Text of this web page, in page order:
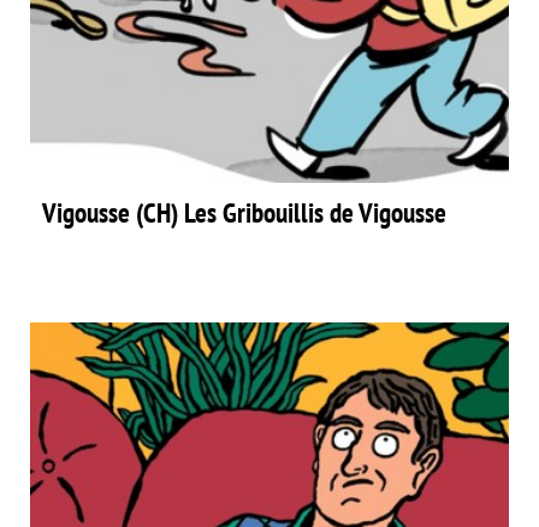
Vigousse (CH) Les Gribouillis de Vigousse